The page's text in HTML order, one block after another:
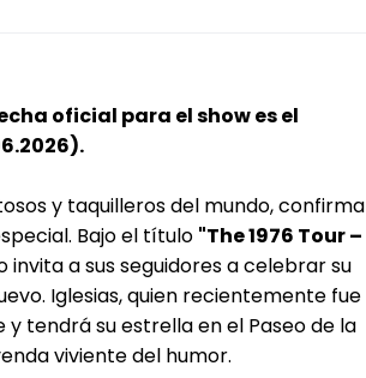
oficial para el show es el
y taquilleros del mundo, confirma
Bajo el título "The 1976 Tour –
a sus seguidores a celebrar su
Iglesias, quien recientemente fue
y tendrá su estrella en el Paseo de la
viviente del humor.